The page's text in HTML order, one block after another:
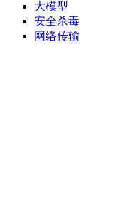
大模型
安全杀毒
网络传输